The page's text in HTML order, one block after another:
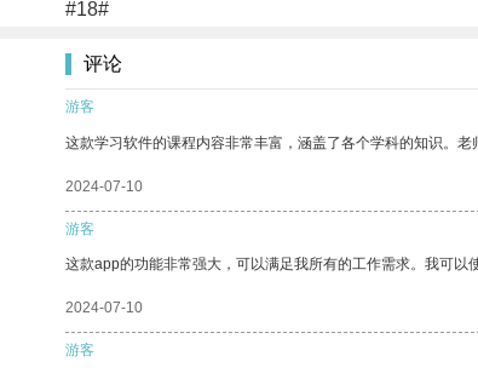
#18#
评论
游客
这款学习软件的课程内容非常丰富，涵盖了各个学科的知识。老
2024-07-10
游客
这款app的功能非常强大，可以满足我所有的工作需求。我可以
2024-07-10
游客